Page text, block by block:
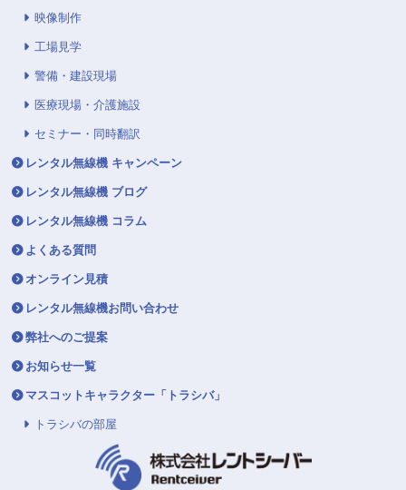
映像制作
工場見学
警備・建設現場
医療現場・介護施設
セミナー・同時翻訳
レンタル無線機 キャンペーン
レンタル無線機 ブログ
レンタル無線機 コラム
よくある質問
オンライン見積
レンタル無線機お問い合わせ
弊社へのご提案
お知らせ一覧
マスコットキャラクター「トラシバ」
トラシバの部屋